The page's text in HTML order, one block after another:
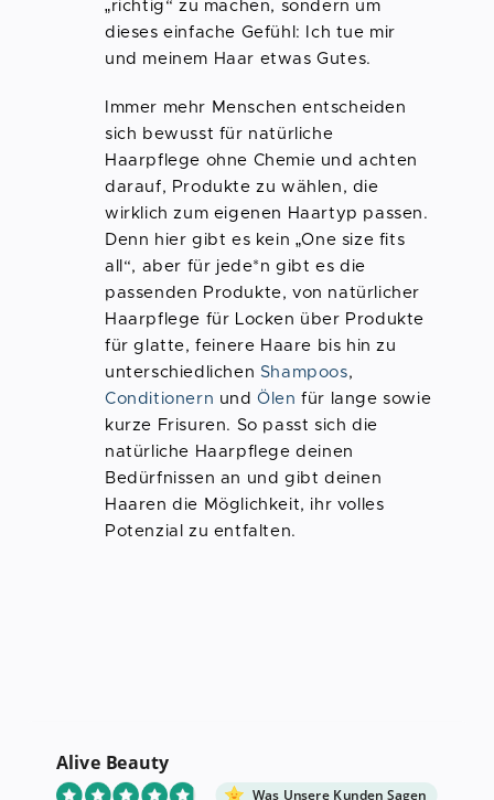
„richtig“ zu machen, sondern um
dieses einfache Gefühl: Ich tue mir
und meinem Haar etwas Gutes.
Immer mehr Menschen entscheiden
sich bewusst für natürliche
Haarpflege ohne Chemie und achten
darauf, Produkte zu wählen, die
wirklich zum eigenen Haartyp passen.
Denn hier gibt es kein „One size fits
all“, aber für jede*n gibt es die
passenden Produkte, von natürlicher
Haarpflege für Locken über Produkte
für glatte, feinere Haare bis hin zu
unterschiedlichen Shampoos,
Conditionern und Ölen für lange sowie
kurze Frisuren. So passt sich die
natürliche Haarpflege deinen
Bedürfnissen an und gibt deinen
Haaren die Möglichkeit, ihr volles
Potenzial zu entfalten.
Alive Beauty
Was Unsere Kunden Sagen